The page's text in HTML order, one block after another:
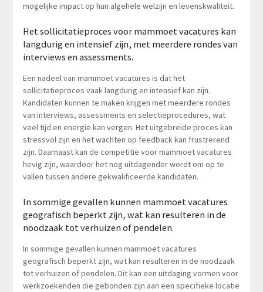
mogelijke impact op hun algehele welzijn en levenskwaliteit.
Het sollicitatieproces voor mammoet vacatures kan
langdurig en intensief zijn, met meerdere rondes van
interviews en assessments.
Een nadeel van mammoet vacatures is dat het
sollicitatieproces vaak langdurig en intensief kan zijn.
Kandidaten kunnen te maken krijgen met meerdere rondes
van interviews, assessments en selectieprocedures, wat
veel tijd en energie kan vergen. Het uitgebreide proces kan
stressvol zijn en het wachten op feedback kan frustrerend
zijn. Daarnaast kan de competitie voor mammoet vacatures
hevig zijn, waardoor het nog uitdagender wordt om op te
vallen tussen andere gekwalificeerde kandidaten.
In sommige gevallen kunnen mammoet vacatures
geografisch beperkt zijn, wat kan resulteren in de
noodzaak tot verhuizen of pendelen.
In sommige gevallen kunnen mammoet vacatures
geografisch beperkt zijn, wat kan resulteren in de noodzaak
tot verhuizen of pendelen. Dit kan een uitdaging vormen voor
werkzoekenden die gebonden zijn aan een specifieke locatie